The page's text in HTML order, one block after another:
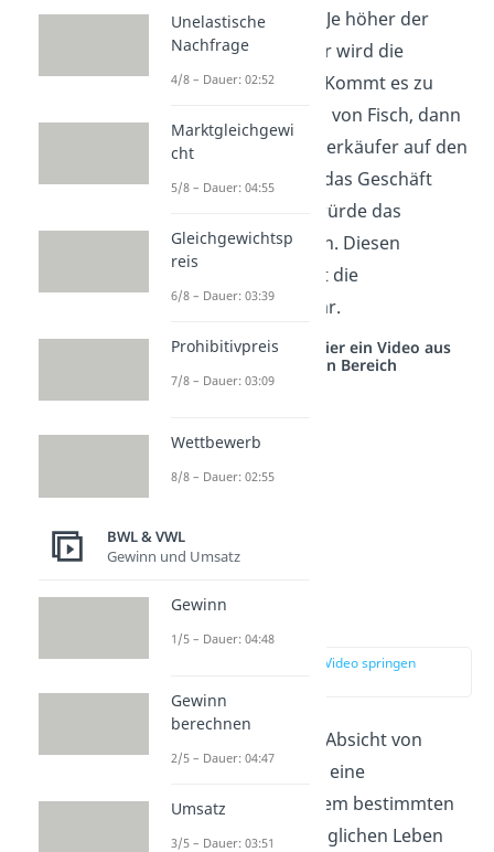
vom Preis des Gutes. Je höher der
Preis ist, desto größer wird die
angebotene Menge. Kommt es zu
einer Preissteigerung von Fisch, dann
würden auch mehr Verkäufer auf den
Markt kommen, weil das Geschäft
besser ist. Dadurch würde das
Marktangebot steigen. Diesen
Zusammenhang stellt die
Angebotsfunktion
dar.
Studyflix vernetzt: Hier ein Video aus
einem anderen Bereich
zur Stelle im Video springen
Die Nachfrage ist die Absicht von
Kunden, ein Gut oder eine
Dienstleistung zu einem bestimmten
Preis zu kaufen. Im täglichen Leben
Unelastische
Nachfrage
4/8 – Dauer: 02:52
Marktgleichgewi
cht
5/8 – Dauer: 04:55
Gleichgewichtsp
reis
6/8 – Dauer: 03:39
Prohibitivpreis
7/8 – Dauer: 03:09
Wettbewerb
8/8 – Dauer: 02:55
BWL & VWL
Gewinn und Umsatz
Gewinn
1/5 – Dauer: 04:48
Gewinn
berechnen
2/5 – Dauer: 04:47
Umsatz
3/5 – Dauer: 03:51